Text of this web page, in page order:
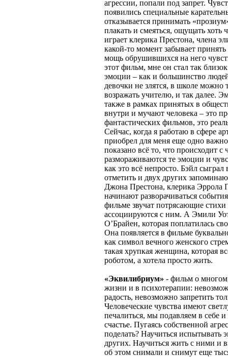
агрессии, попали под запрет.
появились специальные
отказывается принимать
плакать и смеяться, ощущать
играет клерика Престона, члена
какой-то момент забывает
мощь обрушившихся на него
этот фильм, мне он стал так
эмоции – как и большинство
девочки не злятся, в школе можно
возражать учителю, и так далее.
также в рамках принятых в
внутри и мучают человека – это
фантастических фильмов, это
Сейчас, когда я работаю в сфере
приобрел для меня еще одно
показано всё то, что происходит
размораживаются те эмоции и
как это всё непросто. Бэйл
отметить и двух других
Джона Престона, клерика Эррола
начинают разворачиваться
фильме звучат потрясающие
ассоциируются с ним. А Эмили
О’Брайен, которая поплатилась
Она появляется в фильме
как символ вечного женского
такая хрупкая женщина, которая
роботом, а хотела просто жить.
«Эквилибриум» - фильм о
жизни и в психотерапии:
радость, невозможно запретить
Человеческие чувства имеют
печалиться, мы подавляем в себе
счастье. Пугаясь собственной
поделать? Научиться испытывать
других. Научиться жить с ними и
об этом снимали и снимут еще